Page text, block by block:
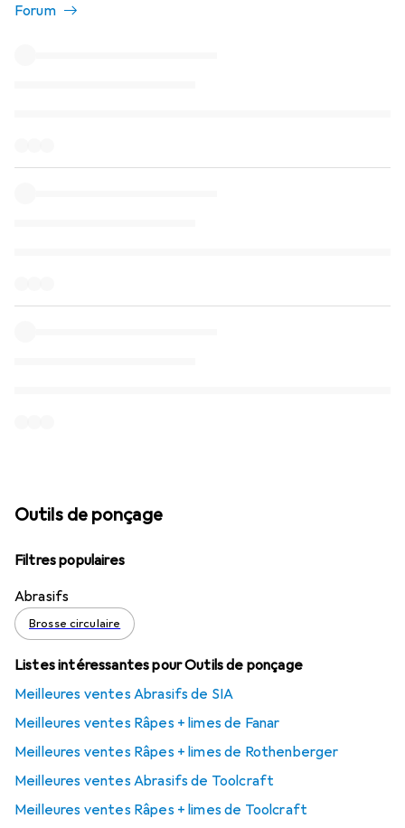
Forum
Outils de ponçage
Filtres populaires
Abrasifs
Brosse circulaire
Listes intéressantes pour Outils de ponçage
Meilleures ventes Abrasifs de SIA
Meilleures ventes Râpes + limes de Fanar
Meilleures ventes Râpes + limes de Rothenberger
Meilleures ventes Abrasifs de Toolcraft
Meilleures ventes Râpes + limes de Toolcraft